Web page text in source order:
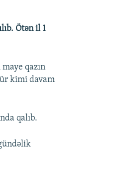
Ötən il 1
qazın
kimi davam
qalıb.